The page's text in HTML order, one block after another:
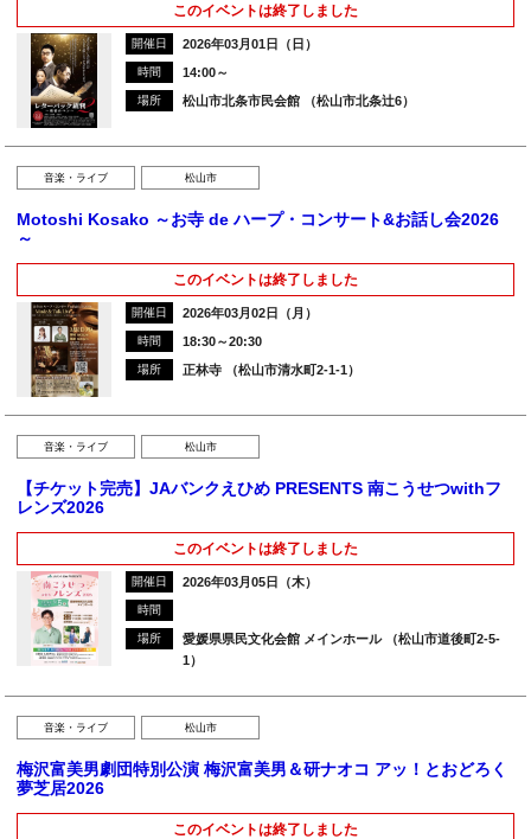
このイベントは終了しました
開催日 2026年03月01日（日）
時間 14:00～
場所 松山市北条市民会館 （松山市北条辻6）
音楽・ライブ 松山市
Motoshi Kosako ～お寺 de ハープ・コンサート&お話し会2026
～
このイベントは終了しました
開催日 2026年03月02日（月）
時間 18:30～20:30
場所 正林寺 （松山市清水町2-1-1）
音楽・ライブ 松山市
【チケット完売】JAバンクえひめ PRESENTS 南こうせつwithフ
レンズ2026
このイベントは終了しました
開催日 2026年03月05日（木）
時間
場所
愛媛県県民文化会館 メインホール （松山市道後町2-5-
1）
音楽・ライブ 松山市
梅沢富美男劇団特別公演 梅沢富美男＆研ナオコ アッ！とおどろく
夢芝居2026
このイベントは終了しました